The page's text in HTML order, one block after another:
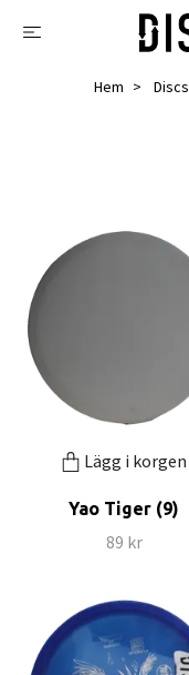
Hem Discs
Lägg i korgen
Yao Tiger (9)
89 kr